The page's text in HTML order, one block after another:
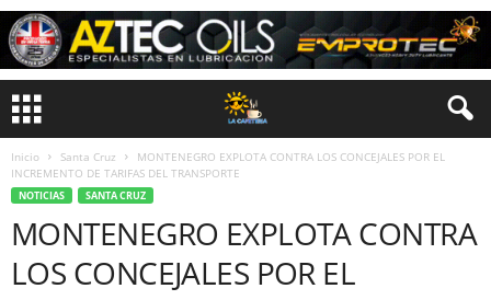
Inicio Santa Cruz
MONTENEGRO EXPLOTA CONTRA LOS CONCEJALES POR EL
INCREMENTO DE TARIFAS DEL TRANSPORTE
NOTICIAS SANTA CRUZ
MONTENEGRO EXPLOTA CONTRA
LOS CONCEJALES POR EL